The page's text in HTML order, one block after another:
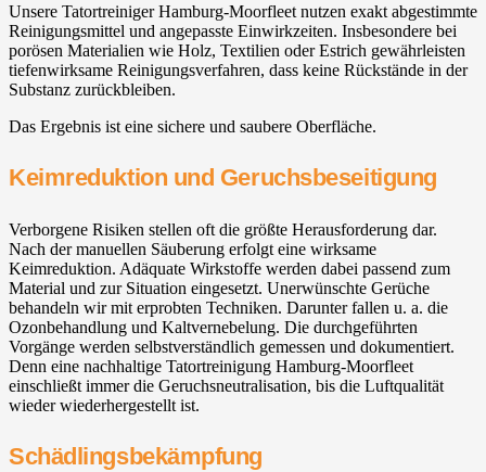
Unsere Tatortreiniger Hamburg-Moorfleet nutzen exakt abgestimmte
Reinigungsmittel und angepasste Einwirkzeiten. Insbesondere bei
porösen Materialien wie Holz, Textilien oder Estrich gewährleisten
tiefenwirksame Reinigungsverfahren, dass keine Rückstände in der
Substanz zurückbleiben.
Das Ergebnis ist eine sichere und saubere Oberfläche.
Keimreduktion und Geruchsbeseitigung
Verborgene Risiken stellen oft die größte Herausforderung dar.
Nach der manuellen Säuberung erfolgt eine wirksame
Keimreduktion. Adäquate Wirkstoffe werden dabei passend zum
Material und zur Situation eingesetzt. Unerwünschte Gerüche
behandeln wir mit erprobten Techniken. Darunter fallen u. a. die
Ozonbehandlung und Kaltvernebelung. Die durchgeführten
Vorgänge werden selbstverständlich gemessen und dokumentiert.
Denn eine nachhaltige Tatortreinigung Hamburg-Moorfleet
einschließt immer die Geruchsneutralisation, bis die Luftqualität
wieder wiederhergestellt ist.
Schädlingsbekämpfung